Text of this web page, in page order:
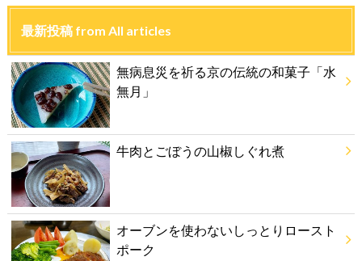
最新投稿 from All articles
無病息災を祈る京の伝統の和菓子「水
無月」
牛肉とごぼうの山椒しぐれ煮
オーブンを使わないしっとりロースト
ポーク